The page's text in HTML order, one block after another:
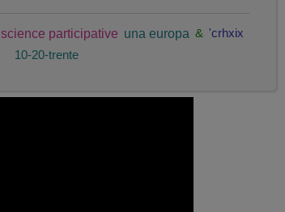
science participative una europa & 'crhxix
10-20-trente